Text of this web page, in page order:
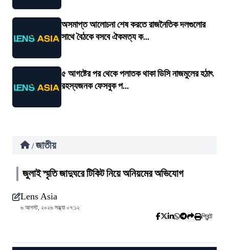
অসমাপ্ত আলোচনা শেষ করতে রাজনৈতিক দলগুলোর
সাথে বৈঠকে বসবে ঐকমত্য ক...
৫ আগষ্টের পর থেকে পলাতক থাকা ডিসি নাজমুলের হঠাৎ
রহস্যজনক ফেসবুক প...
/ জাতীয়
জুলাই স্মৃতি জাদুঘরে টিকিট নিয়ে অনিয়মের অভিযোগ
Lens Asia
৬ আগস্ট, ২০২৬ সন্ধ্যা ০৭:১২
প্রিন্ট